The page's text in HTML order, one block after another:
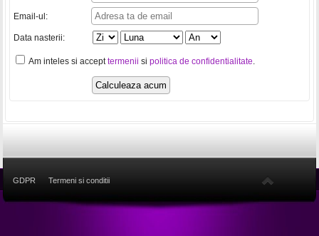
Email-ul:
Data nasterii:
Am inteles si accepttermenii si politica de confidentialitate.
GDPR Termeni si conditii